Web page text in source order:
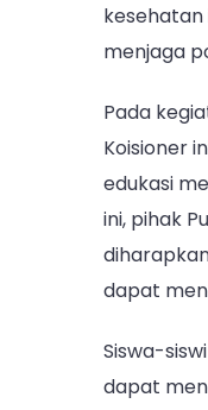
menjaga
Pada
Koisioner
edukasi
ini, pihak
dapat
Siswa-
dapat